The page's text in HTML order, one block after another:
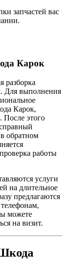
запчастей вас
Карок
разборка
Для выполнения
Карок,
После этого
обратном
работы
услуги
на длительное
предлагаются
можете
на визит.